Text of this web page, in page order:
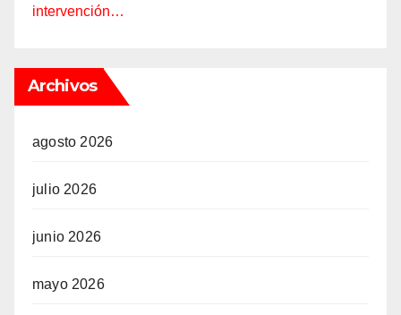
intervención…
Archivos
agosto 2026
julio 2026
junio 2026
mayo 2026